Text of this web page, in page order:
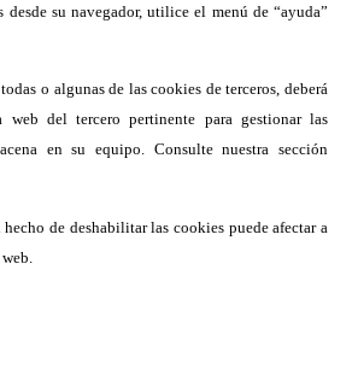
su navegador, utilice el menú de “ayuda”
o algunas de las cookies de terceros, deberá
web del tercero pertinente para gestionar las
en su equipo. Consulte nuestra sección
de deshabilitar las cookies puede afectar a